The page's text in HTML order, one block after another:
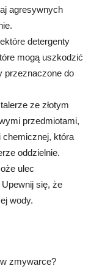
agresywnych
detergenty
mogą uszkodzić
przeznaczone do
ze złotym
przedmiotami,
która
oddzielnie.
ulec
się, że
wody.
zmywarce?